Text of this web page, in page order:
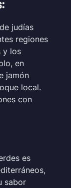
judías
regiones
y los
en
jamón
local.
con
es
sabor